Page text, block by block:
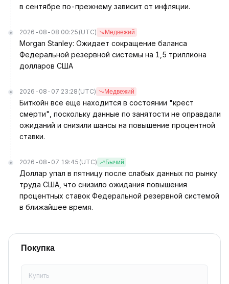
в сентябре по-прежнему зависит от инфляции.
2026-08-08 00:25 (UTC) Медвежий
Morgan Stanley: Ожидает сокращение баланса
Федеральной резервной системы на 1,5 триллиона
долларов США
2026-08-07 23:28 (UTC) Медвежий
Биткойн все еще находится в состоянии "крест
смерти", поскольку данные по занятости не оправдали
ожиданий и снизили шансы на повышение процентной
ставки.
2026-08-07 19:45 (UTC) Бычий
Доллар упал в пятницу после слабых данных по рынку
труда США, что снизило ожидания повышения
процентных ставок Федеральной резервной системой
в ближайшее время.
Покупка
Купить